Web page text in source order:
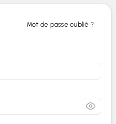
Mot de passe oublié ?